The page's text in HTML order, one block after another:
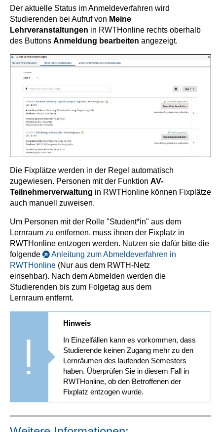
Der aktuelle Status im Anmeldeverfahren wird
Studierenden bei Aufruf von Meine
Lehrveranstaltungen in RWTHonline rechts oberhalb
des Buttons Anmeldung bearbeiten angezeigt.
Die Fixplätze werden in der Regel automatisch
zugewiesen. Personen mit der Funktion AV-
Teilnehmerverwaltung in RWTHonline können Fixplätze
auch manuell zuweisen.
Um Personen mit der Rolle "Student*in" aus dem
Lernraum zu entfernen, muss ihnen der Fixplatz in
RWTHonline entzogen werden. Nutzen sie dafür bitte die
folgende
Anleitung zum Abmeldeverfahren in
RWTHonline (Nur aus dem RWTH-Netz
einsehbar). Nach dem Abmelden werden die
Studierenden bis zum Folgetag aus dem
Lernraum entfernt.
Hinweis
In Einzelfällen kann es vorkommen, dass
Studierende keinen Zugang mehr zu den
Lernräumen des laufenden Semesters
haben. Überprüfen Sie in diesem Fall in
RWTHonline, ob den Betroffenen der
Fixplatz entzogen wurde.